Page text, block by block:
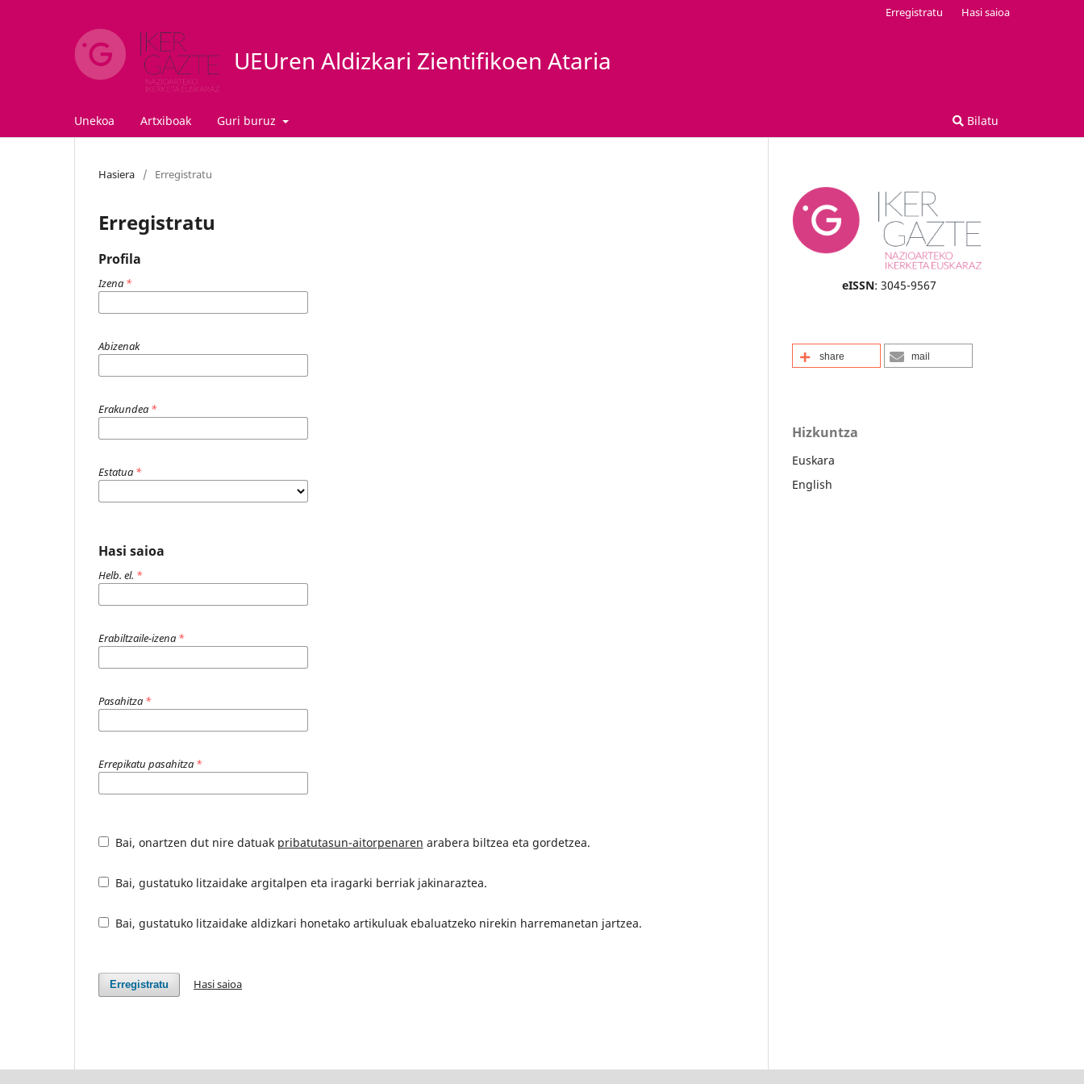
UEUren Aldizkari Zientifikoen Ataria
Unekoa Artxiboak Guri buruz Bilatu
Erregistratu Hasi saioa
Hasiera / Erregistratu
Erregistratu
Profila
Izena *
Abizenak
Erakundea *
Estatua *
Hasi saioa
Helb. el. *
Erabiltzaile-izena *
Pasahitza *
Errepikatu pasahitza *
Bai, onartzen dut nire datuak pribatutasun-aitorpenaren arabera biltzea eta gordetzea.
Bai, gustatuko litzaidake argitalpen eta iragarki berriak jakinaraztea.
Bai, gustatuko litzaidake aldizkari honetako artikuluak ebaluatzeko nirekin harremanetan jartzea.
Erregistratu Hasi saioa
eISSN: 3045-9567
share mail
Hizkuntza
Euskara
English